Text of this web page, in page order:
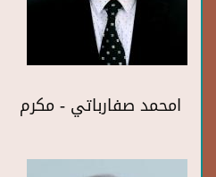
امحمد صفارباتي - مكرم